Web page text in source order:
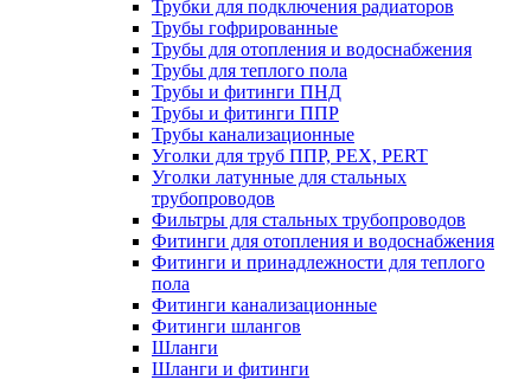
Трубки для подключения радиаторов
Трубы гофрированные
Трубы для отопления и водоснабжения
Трубы для теплого пола
Трубы и фитинги ПНД
Трубы и фитинги ППР
Трубы канализационные
Уголки для труб ППР, PEX, PERT
Уголки латунные для стальных
трубопроводов
Фильтры для стальных трубопроводов
Фитинги для отопления и водоснабжения
Фитинги и принадлежности для теплого
пола
Фитинги канализационные
Фитинги шлангов
Шланги
Шланги и фитинги